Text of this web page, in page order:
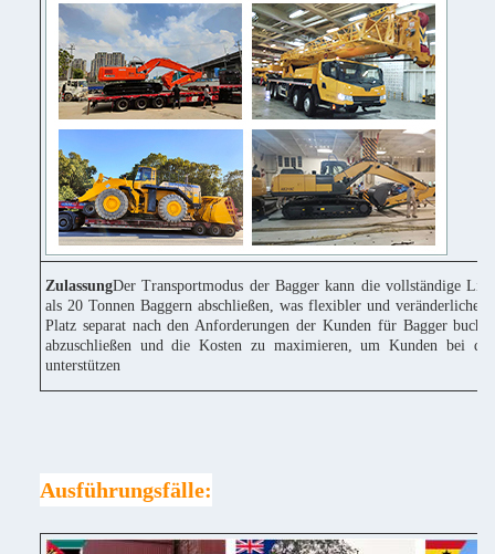
ZulassungDer Transportmodus der Bagger kann die vollständige
als 20 Tonnen Baggern abschließen, was flexibler und veränderlicher
Platz separat nach den Anforderungen der Kunden für Bagger
abzuschließen und die Kosten zu maximieren, um Kunden bei
unterstützen
Ausführungsfälle: